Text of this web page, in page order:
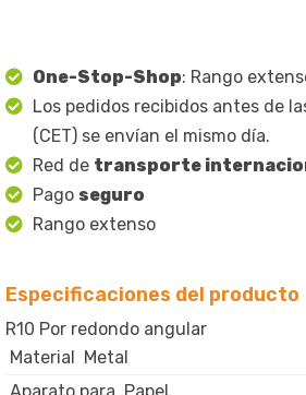
One-Stop-Shop: Rango
Los pedidos recibidos antes de
(CET) se envían el mismo día.
Red de transporte
Pago seguro
Rango extenso
Especificaciones del producto
R10 Por redondo angular
Material
Metal